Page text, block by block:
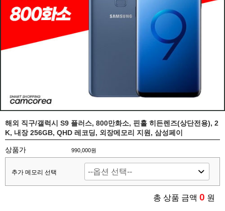
해외 직구/갤럭시 S9 플러스, 800만화소, 핀홀 히든렌즈(상단전용), 2
K, 내장 256GB, QHD 레코딩, 외장메모리 지원, 삼성페이
상품가 990,000원
추가 메모리 선택
총 상품 금액 0 원